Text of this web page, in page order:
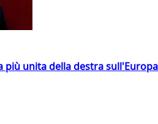
più unita della destra